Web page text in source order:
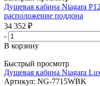
Душевая кабина Niagara
расположение поддона
34 352 ₽
-
В корзину
Быстрый просмотр
Душевая кабина Niagara
Артикул: NG-7715WBK